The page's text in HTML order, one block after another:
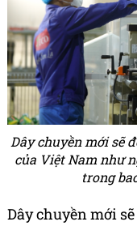
Dây chuyền mới sẽ
của Việt Nam như
trong
Dây chuyền mới